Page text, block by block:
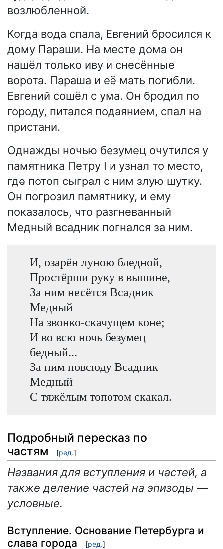
возлюбленной.
Когда вода спала, Евгений бросился к
дому Параши. На месте дома он
нашёл только иву и снесённые
ворота. Параша и её мать погибли.
Евгений сошёл с ума. Он бродил по
городу, питался подаянием, спал на
пристани.
Однажды ночью безумец очутился у
памятника Петру I и узнал то место,
где потоп сыграл с ним злую шутку.
Он погрозил памятнику, и ему
показалось, что разгневанный
Медный всадник погнался за ним.
И, озарён луною бледной,
Простёрши руку в вышине,
За ним несётся Всадник
Медный
На звонко-скачущем коне;
И во всю ночь безумец
бедный...
За ним повсюду Всадник
Медный
С тяжёлым топотом скакал.
Подробный пересказ по
частям
[ред.]
Названия для вступления и частей, а
также деление частей на эпизоды —
условные.
Вступление. Основание Петербурга и
слава города
[ред.]